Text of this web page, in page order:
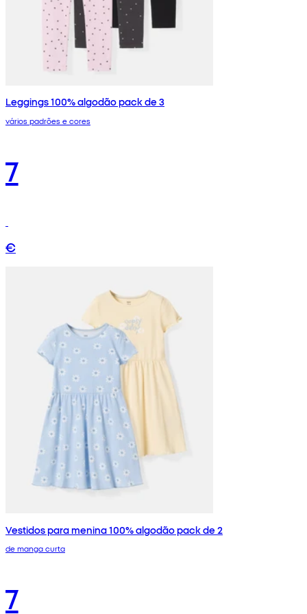
Leggings 100% algodão pack de 3
vários padrões e cores
7
€
Vestidos para menina 100% algodão pack de 2
de manga curta
7